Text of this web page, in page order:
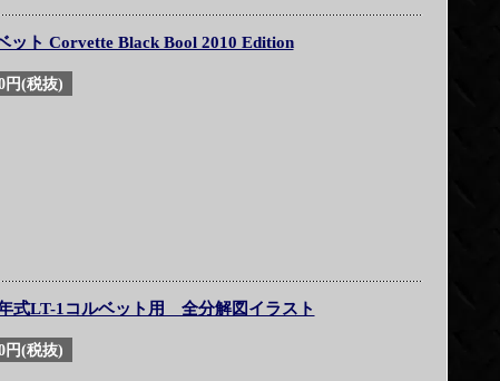
ット Corvette Black Bool 2010 Edition
円(税抜)
式LT-1コルベット用 全分解図イラスト
円(税抜)